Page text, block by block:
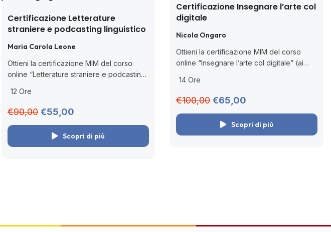
Certificazione Letterature
straniere e podcasting linguistico
Maria Carola Leone
Ottieni la certificazione MIM del corso
online “Letterature straniere e podcasting
Scopri come potenziare l’apprendimento
linguistico con strumenti e attività digitali
pratiche. 🧑🏻‍💻...
12 Ore
€90,00 €55,00
Scopri di più
Certificazione Insegnare l’arte col
digitale
Nicola Ongaro
Ottieni la certificazione MIM del corso
online “Insegnare l’arte col digitale” (ai
heritage e i migliori strumenti per una
didattica artistico-culturale innovativa. ...
14 Ore
€100,00 €65,00
Scopri di più